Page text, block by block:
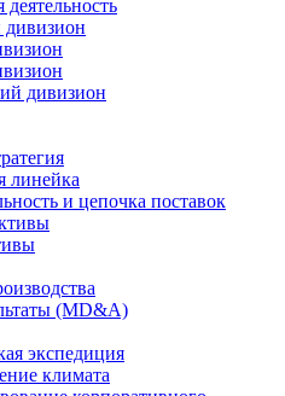
дивизион
линейка
и цепочка поставок
(MD&A)
экспедиция
климата